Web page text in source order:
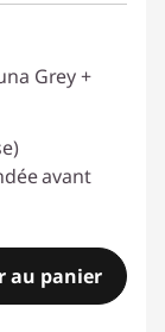
Grey +
avant
au panier